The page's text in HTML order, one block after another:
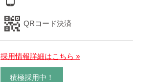
QRコード決済
採用情報詳細はこちら »
積極採用中！